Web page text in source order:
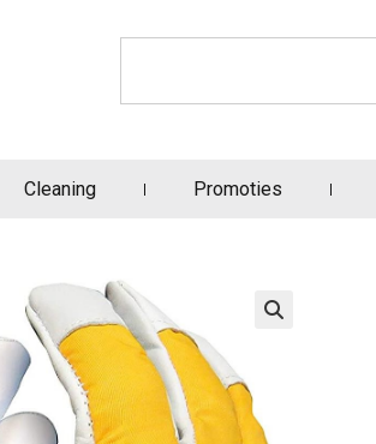
Cleaning Promoties